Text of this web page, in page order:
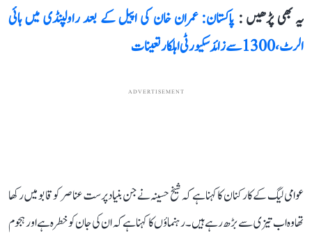
یہ بھی پڑھیں : پاکستان: عمران خان کی اپیل کے بعد راولپنڈی میں ہائی
الرٹ، 1300 سے زائد سکیورٹی اہلکار تعینات
ADVERTISEMENT
عوامی لیگ کے کارکنان کا کہنا ہے کہ شیخ حسینہ نے جن بنیاد پرست عناصر کو قابو میں رکھا
تھا وہ اب تیزی سے بڑھ رہے ہیں۔ رہنماؤں کا کہنا ہے کہ ان کی جان کو خطرہ ہے اور ہجوم